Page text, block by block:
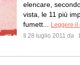
elencare,
vista, le 11 più
fumett...
Leggere il
Il 28 luglio 2011 da